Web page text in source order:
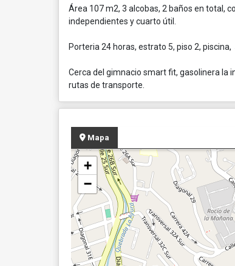
Área 107 m2, 3 alcobas, 2 baños en total,
independientes y cuarto útil.
Porteria 24 horas, estrato 5, piso 2,
Cerca del gimnacio smart fit, gasolinera la
rutas de transporte.
Mapa
+
−